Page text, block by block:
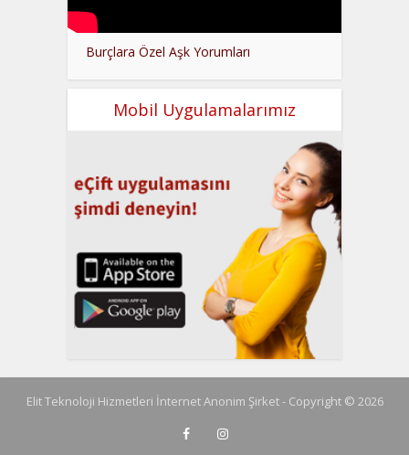
Burçlara Özel Aşk Yorumları
Mobil Uygulamalarımız
Elit Teknoloji Hizmetleri İnternet Anonim Şirket - Copyright © 2026